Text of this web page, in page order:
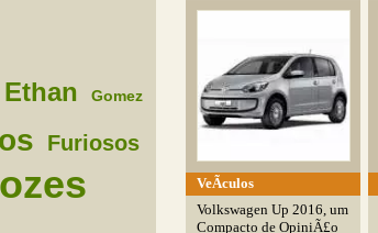
Ethan Gomez
Furiosos
VeÃ­culos
Volkswagen Up 2016, um
Compacto de OpiniÃ£o